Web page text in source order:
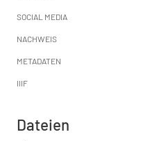
SOCIAL MEDIA
NACHWEIS
METADATEN
IIIF
Dateien